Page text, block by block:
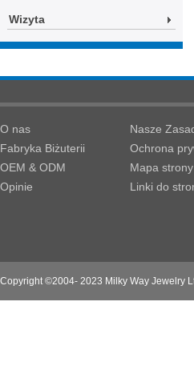
Wizyta
O nas
Fabryka Biżuterii
OEM & ODM
Opinie
Nasze
Ochrona
Mapa strony
Linki do
Copyright ©2004- 2023 Milky Way Jewelry